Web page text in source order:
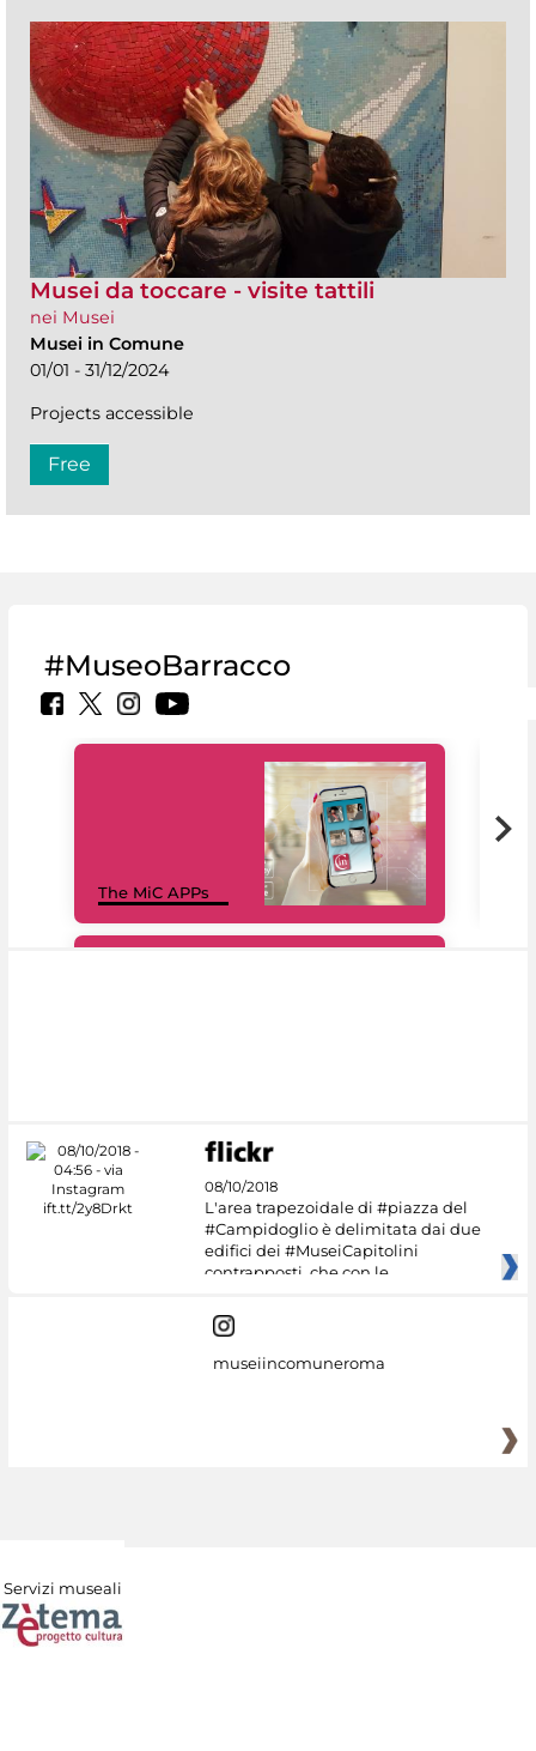
Musei da toccare - visite tattili
nei Musei
Musei in Comune
01/01 - 31/12/2024
Projects accessible
Free
#MuseoBarracco
The MiC APPs
08/10/2018
L'area trapezoidale di #piazza del
#Campidoglio è delimitata dai due
edifici dei #MuseiCapitolini
contrapposti, che con le
museiincomuneroma
Servizi museali